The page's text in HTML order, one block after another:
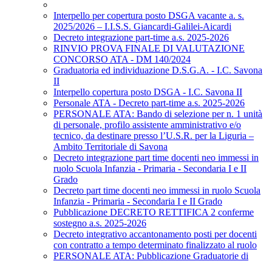
Interpello per copertura posto DSGA vacante a. s.
2025/2026 – I.I.S.S. Giancardi-Galilei-Aicardi
Decreto integrazione part-time a.s. 2025-2026
RINVIO PROVA FINALE DI VALUTAZIONE
CONCORSO ATA - DM 140/2024
Graduatoria ed individuazione D.S.G.A. - I.C. Savona
II
Interpello copertura posto DSGA - I.C. Savona II
Personale ATA - Decreto part-time a.s. 2025-2026
PERSONALE ATA: Bando di selezione per n. 1 unità
di personale, profilo assistente amministrativo e/o
tecnico, da destinare presso l’U.S.R. per la Liguria –
Ambito Territoriale di Savona
Decreto integrazione part time docenti neo immessi in
ruolo Scuola Infanzia - Primaria - Secondaria I e II
Grado
Decreto part time docenti neo immessi in ruolo Scuola
Infanzia - Primaria - Secondaria I e II Grado
Pubblicazione DECRETO RETTIFICA 2 conferme
sostegno a.s. 2025-2026
Decreto integrativo accantonamento posti per docenti
con contratto a tempo determinato finalizzato al ruolo
PERSONALE ATA: Pubblicazione Graduatorie di